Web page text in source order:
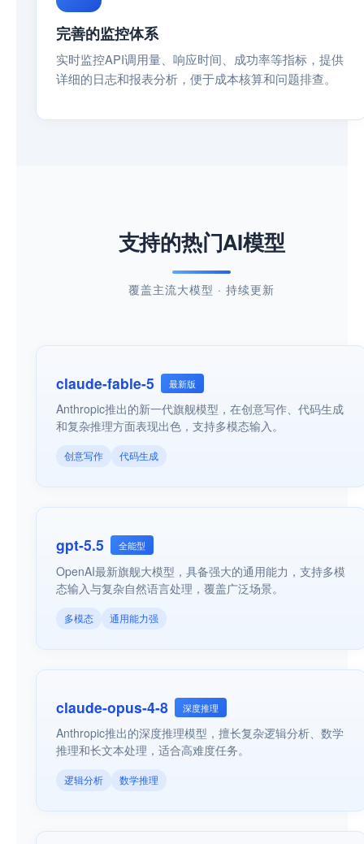
完善的监控体系
实时监控API调用量、响应时间、成功率等指标，提供
详细的日志和报表分析，便于成本核算和问题排查。
支持的热门AI模型
覆盖主流大模型 · 持续更新
claude-fable-5 最新版
Anthropic推出的新一代旗舰模型，在创意写作、代码生成
和复杂推理方面表现出色，支持多模态输入。
创意写作 代码生成
gpt-5.5 全能型
OpenAI最新旗舰大模型，具备强大的通用能力，支持多模
态输入与复杂自然语言处理，覆盖广泛场景。
多模态 通用能力强
claude-opus-4-8 深度推理
Anthropic推出的深度推理模型，擅长复杂逻辑分析、数学
推理和长文本处理，适合高难度任务。
逻辑分析 数学推理